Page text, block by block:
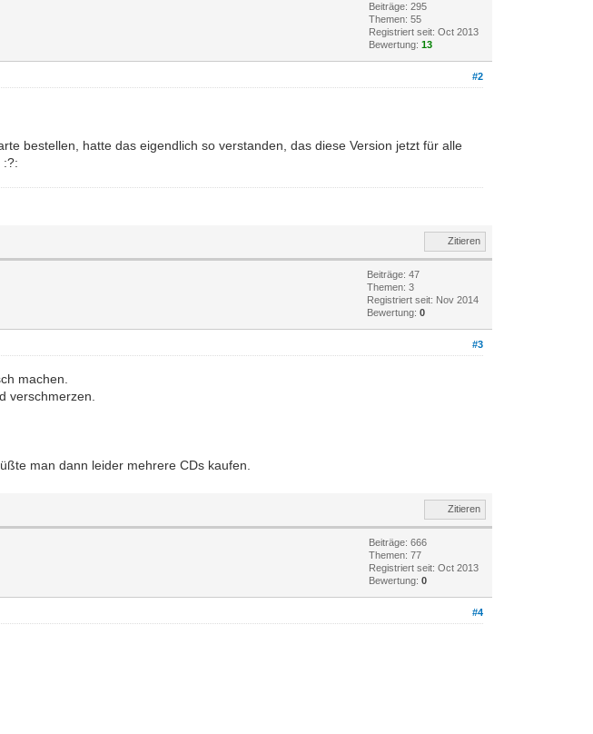
Beiträge: 295
Themen: 55
Registriert seit: Oct 2013
Bewertung:13
#2
bestellen, hatte das eigendlich so verstanden, das diese Version jetzt für alle
:?:
Zitieren
Beiträge: 47
Themen: 3
Registriert seit: Nov 2014
Bewertung:0
#3
machen.
verschmerzen.
man dann leider mehrere CDs kaufen.
Zitieren
Beiträge: 666
Themen: 77
Registriert seit: Oct 2013
Bewertung:0
#4